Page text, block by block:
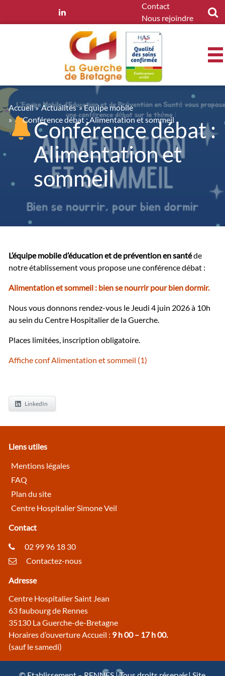
Contact
Nous rejoindre
Conférence débat :
Alimentation et
sommeil
Accueil» Actualités » Equipe mobile
»
Conférence débat : Alimentation et sommeil
L’équipe mobile d’éducation et de prévention en santéde
notre établissement vous propose une conférence débat :
Alimentation et sommeil : bien se nourrir pour bien dormir.
Nous vous donnons rendez-vous le Jeudi 4 juin 2026 à 10h
au sein du Centre Hospitalier de la Guerche.
Places limitées, inscription obligatoire.
Affiche conf Alimentation et sommeil (1)
LinkedIn
Liens utiles
Mentions légales
FAQ
Plan du site
Centre Hospitalier Simone Veil
Contact
02 99 96 18 30
Contactez-nous
Adresse
Centre Hospitalier Saint Jean
63 faubourg de Rennes
35130 La Guerche-de-Bretagne
Horaires d’ouverture Accueil : 9 h 00 – 17 h 00.
(sauf le samedi)